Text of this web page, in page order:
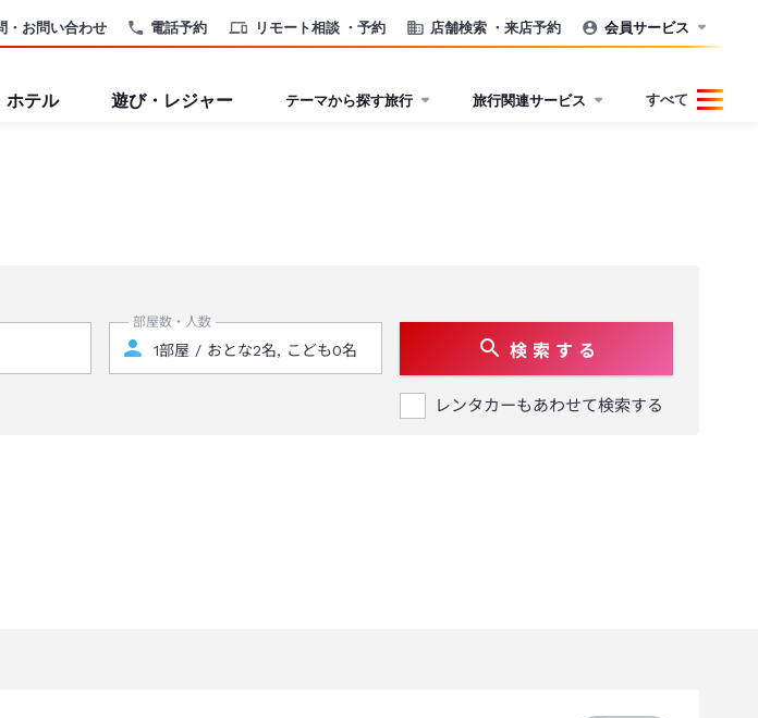
電話予約 リモート相談 ・予約 店舗検索 ・来店予約
・お問い合わせ 会員サービス
ホテル 遊び・レジャー テーマから探す旅行 旅行関連サービス すべて
部屋数・人数
検 索 す る
レンタカーもあわせて検索する